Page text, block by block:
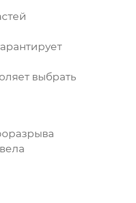
выбрать